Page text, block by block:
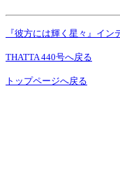
『彼方には輝く星々』イン
THATTA 440号へ戻る
トップページへ戻る